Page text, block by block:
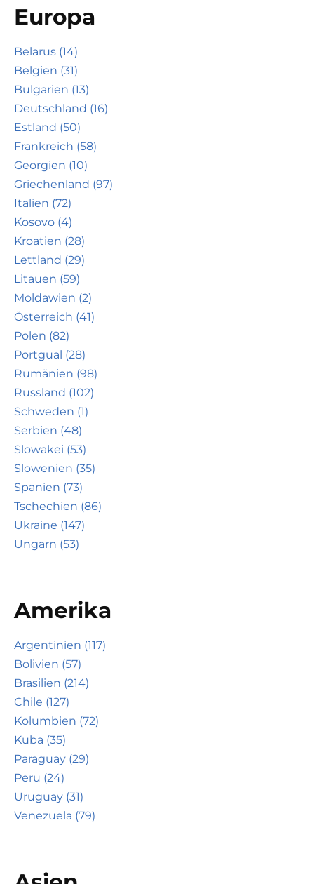
Europa
Belarus (14)
Belgien (31)
Bulgarien (13)
Deutschland (16)
Estland (50)
Frankreich (58)
Georgien (10)
Griechenland (97)
Italien (72)
Kosovo (4)
Kroatien (28)
Lettland (29)
Litauen (59)
Moldawien (2)
Österreich (41)
Polen (82)
Portgual (28)
Rumänien (98)
Russland (102)
Schweden (1)
Serbien (48)
Slowakei (53)
Slowenien (35)
Spanien (73)
Tschechien (86)
Ukraine (147)
Ungarn (53)
Amerika
Argentinien (117)
Bolivien (57)
Brasilien (214)
Chile (127)
Kolumbien (72)
Kuba (35)
Paraguay (29)
Peru (24)
Uruguay (31)
Venezuela (79)